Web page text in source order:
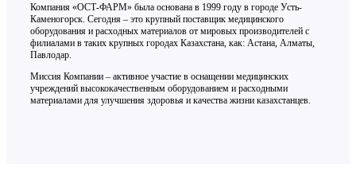
Компания «ОСТ-ФАРМ» была основана в 1999 году в городе Усть-
Каменогорск. Сегодня – это крупный поставщик медицинского
оборудования и расходных материалов от мировых производителей с
филиалами в таких крупных городах Казахстана, как: Астана, Алматы,
Павлодар.
Миссия Компании – активное участие в оснащении медицинских
учреждений высококачественным оборудованием и расходными
материалами для улучшения здоровья и качества жизни казахстанцев.